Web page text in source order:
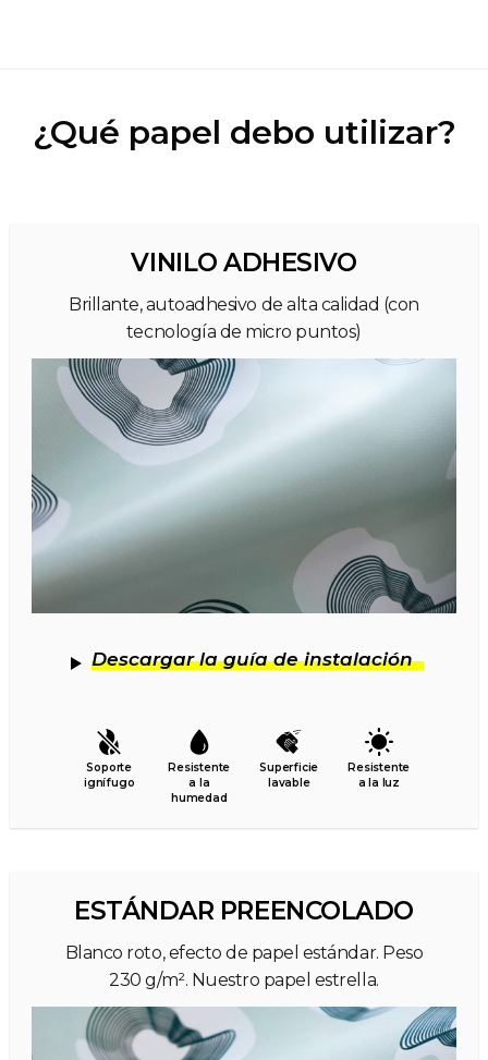
¿Qué papel debo utilizar?
VINILO ADHESIVO
Brillante, autoadhesivo de alta calidad (con
tecnología de micro puntos)
Descargar la guía de instalación
Soporte
ignífugo
Resistente
a la
humedad
Superficie
lavable
Resistente
a la luz
ESTÁNDAR PREENCOLADO
Blanco roto, efecto de papel estándar. Peso
230 g/m². Nuestro papel estrella.